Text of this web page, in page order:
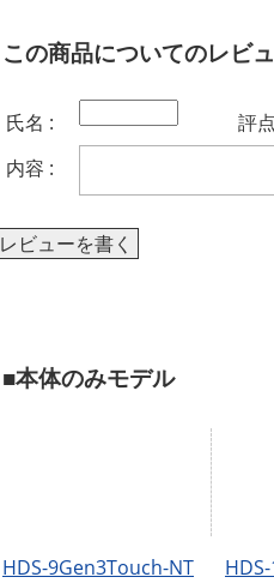
この商品についてのレビ
氏名 :
評
内容 :
レビューを書く
■本体のみモデル
HDS-9Gen3Touch-NT